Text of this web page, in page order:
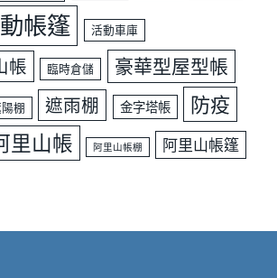
帳篷 活動車庫
帳 臨時倉儲 豪華型屋型帳
棚 遮雨棚 金字塔帳 防疫
里山帳 阿里山帳棚 阿里山帳篷